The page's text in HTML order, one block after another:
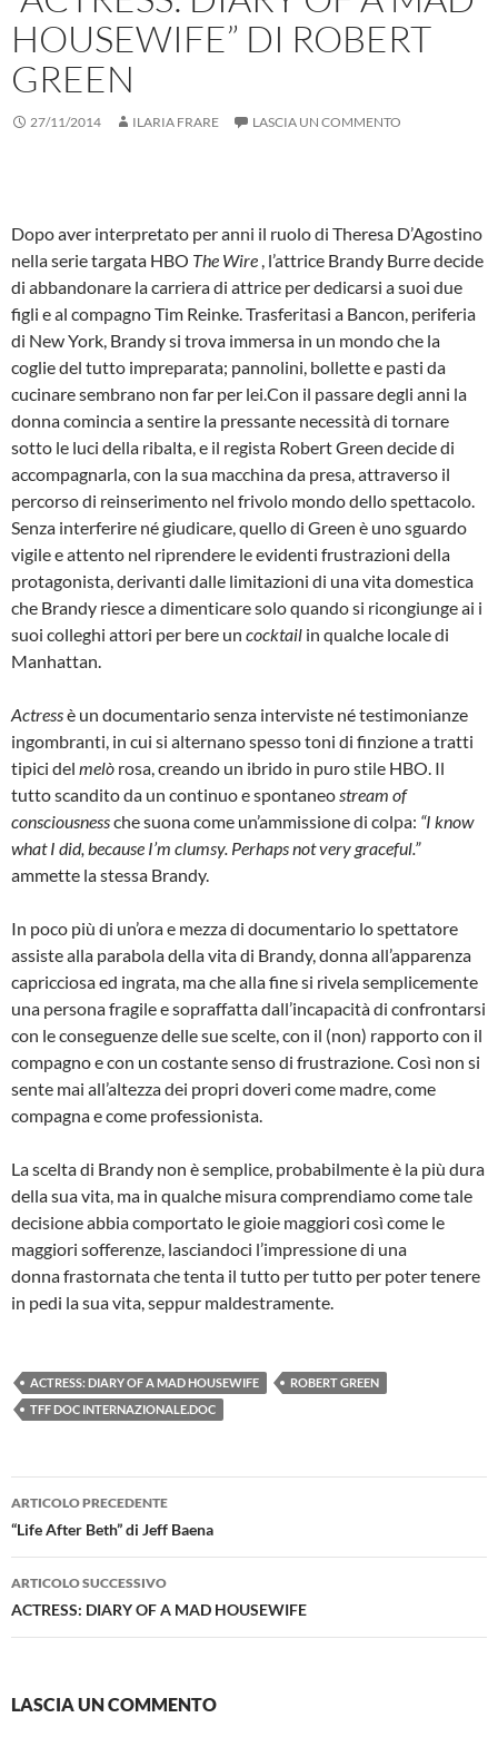
HOUSEWIFE” DI ROBERT
GREEN
27/11/2014 ILARIA FRARE LASCIA UN COMMENTO
Dopo aver interpretato per anni il ruolo di Theresa D’Agostino
nella serie targata HBO The Wire , l’attrice Brandy Burre decide
di abbandonare la carriera di attrice per dedicarsi a suoi due
figli e al compagno Tim Reinke. Trasferitasi a Bancon, periferia
di New York, Brandy si trova immersa in un mondo che la
coglie del tutto impreparata; pannolini, bollette e pasti da
cucinare sembrano non far per lei.Con il passare degli anni la
donna comincia a sentire la pressante necessità di tornare
sotto le luci della ribalta, e il regista Robert Green decide di
accompagnarla, con la sua macchina da presa, attraverso il
percorso di reinserimento nel frivolo mondo dello spettacolo.
Senza interferire né giudicare, quello di Green è uno sguardo
vigile e attento nel riprendere le evidenti frustrazioni della
protagonista, derivanti dalle limitazioni di una vita domestica
che Brandy riesce a dimenticare solo quando si ricongiunge ai i
suoi colleghi attori per bere un cocktail in qualche locale di
Manhattan.
Actressè un documentario senza interviste né testimonianze
ingombranti, in cui si alternano spesso toni di finzione a tratti
tipici del melò rosa, creando un ibrido in puro stile HBO. Il
tutto scandito da un continuo e spontaneostream of
consciousnessche suona come un’ammissione di colpa: “I know
what I did, because I’m clumsy. Perhaps not very graceful.”
ammette la stessa Brandy.
In poco più di un’ora e mezza di documentario lo spettatore
assiste alla parabola della vita di Brandy, donna all’apparenza
capricciosa ed ingrata, ma che alla fine si rivela semplicemente
una persona fragile e sopraffatta dall’incapacità di confrontarsi
con le conseguenze delle sue scelte, con il (non) rapporto con il
compagno e con un costante senso di frustrazione. Così non si
sente mai all’altezza dei propri doveri come madre, come
compagna e come professionista.
La scelta di Brandy non è semplice, probabilmente è la più dura
della sua vita, ma in qualche misura comprendiamo come tale
decisione abbia comportato le gioie maggiori così come le
maggiori sofferenze, lasciandoci l’impressione di una
donna frastornata che tenta il tutto per tutto per poter tenere
in pedi la sua vita, seppur maldestramente.
ACTRESS: DIARY OF A MAD HOUSEWIFE
ROBERT GREEN
TFF DOC INTERNAZIONALE.DOC
Navigazione
articolo
ARTICOLO PRECEDENTE
“Life After Beth” di Jeff Baena
ARTICOLO SUCCESSIVO
ACTRESS: DIARY OF A MAD HOUSEWIFE
LASCIA UN COMMENTO